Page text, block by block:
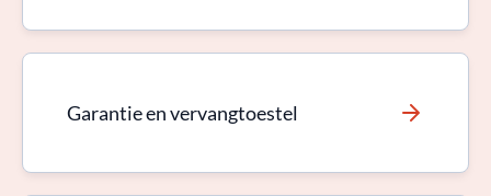
Garantie en vervangtoestel